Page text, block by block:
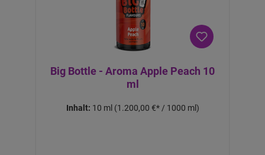
Big Bottle - Aroma Apple Peach 10
ml
Inhalt: 10 ml (1.200,00 €* / 1000 ml)